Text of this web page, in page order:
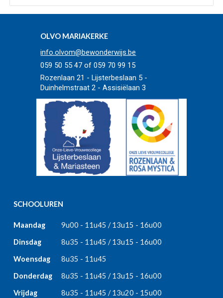
OLVO MARIAKERKE
info.olvom@bewonderwijs.be
059 50 55 47 of 059 70 99 15
Rozenlaan 21 - Lijsterbeslaan 5 -
Duinhelmstraat 2 - Assisiëlaan 3
SCHOOLUREN
Maandag
9u00 - 11u45 / 13u15 - 16u00
Dinsdag
8u35 - 11u45 / 13u15 - 16u00
Woensdag
8u35 - 11u45
Donderdag
8u35 - 11u45 / 13u15 - 16u00
Vrijdag
8u35 - 11u45 / 13u20 - 15u00